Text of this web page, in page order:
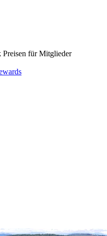
Preisen für Mitglieder